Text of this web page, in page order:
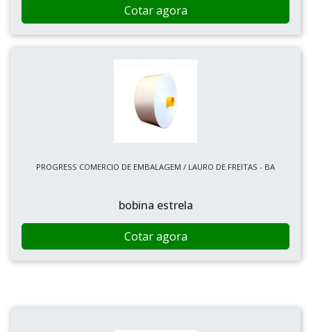
Cotar agora
PROGRESS COMERCIO DE EMBALAGEM / LAURO DE FREITAS - BA
bobina estrela
Cotar agora